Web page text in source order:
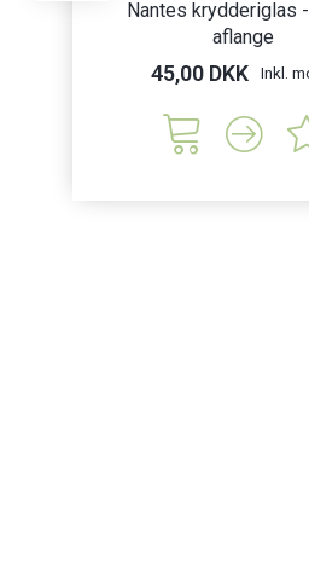
Nina Royal(2)
Puckator
San Ignacio
3)
Nantes krydderiglas
aflange
45,00 DKK Inkl.